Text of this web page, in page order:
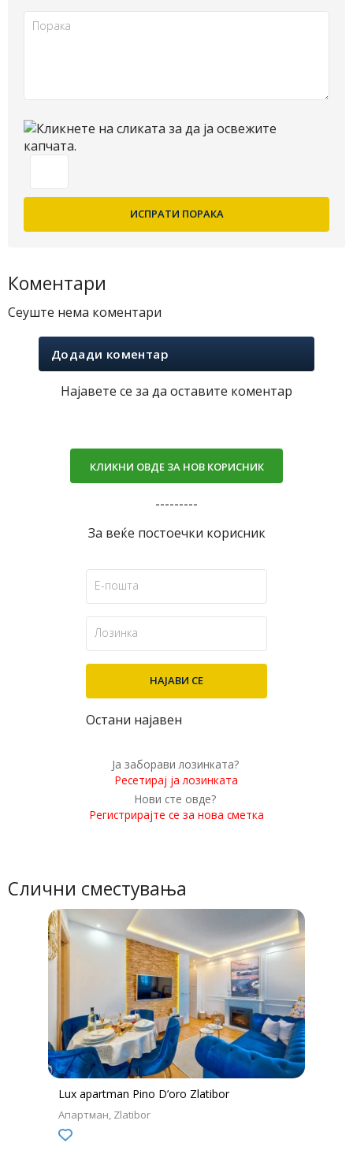
Слични сместувања
Lux apartman Pino D’oro Zlatibor
Апартман Zlatibor
Коментари
Сеуште нема коментари
Додади коментар
Најавете се за да оставите коментар
КЛИКНИ ОВДЕ ЗА НОВ КОРИСНИК
---------
За веќе постоечки корисник
Остани најавен
Ја заборави лозинката?
Ресетирај ја лозинката
Нови сте овде?
Регистрирајте се за нова сметка